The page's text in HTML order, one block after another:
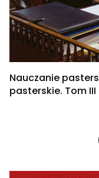
Nauczanie
pasterskie. Tom III